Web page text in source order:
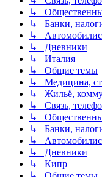
↳
↳ Банки,
↳
↳ Дневники
↳ Италия
↳ Общие темы
↳ Медицина,
↳ Жильё,
↳ Связь,
↳
↳ Банки,
↳
↳ Дневники
↳ Кипр